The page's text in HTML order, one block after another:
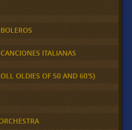
ITALIANAS
OLDIES OF 50 AND 60'S}